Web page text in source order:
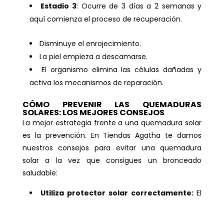
Estadio 3: Ocurre de 3 días a 2 semanas y
aquí comienza el proceso de recuperación.
Disminuye el enrojecimiento.
La piel empieza a descamarse.
El organismo elimina las células dañadas y
activa los mecanismos de reparación.
CÓMO PREVENIR LAS QUEMADURAS
SOLARES: LOS MEJORES CONSEJOS
La mejor estrategia frente a una quemadura solar
es la prevención. En Tiendas Agatha te damos
nuestros consejos para evitar una quemadura
solar a la vez que consigues un bronceado
saludable:
Utiliza protector solar correctamente:El